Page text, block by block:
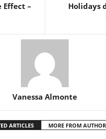
Effect –
Holidays
Vanessa Almonte
ARTICLES MORE FROM AUTHOR